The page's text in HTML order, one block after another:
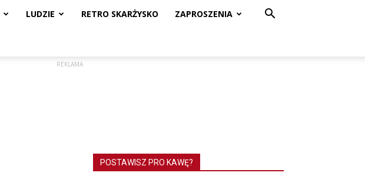
LUDZIE RETRO SKARŻYSKO ZAPROSZENIA
REKLAMA
POSTAWISZ PRO KAWĘ?